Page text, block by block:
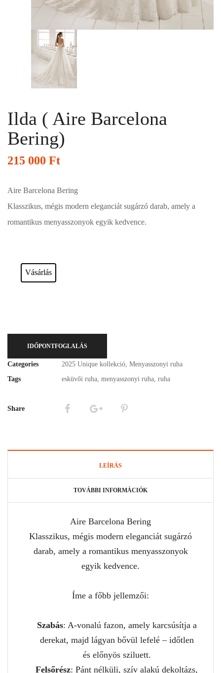
Ilda ( Aire Barcelona
Bering)
215 000 Ft
Aire Barcelona Bering
Klasszikus, mégis modern eleganciát sugárzó darab, amely a
romantikus menyasszonyok egyik kedvence.
Vásárlás
IDŐPONTFOGLALÁS
Categories 2025 Unique kollekció Menyasszonyi ruha
Tags
esküvői ruha menyasszonyi ruha ruha
Share
LEÍRÁS
TOVÁBBI INFORMÁCIÓK
Aire Barcelona Bering
Klasszikus, mégis modern eleganciát sugárzó
darab, amely a romantikus menyasszonyok
egyik kedvence.
Íme a főbb jellemzői:
Szabás: A-vonalú fazon, amely karcsúsítja a
derekat, majd lágyan bővül lefelé – időtlen
és előnyös sziluett.
Felsőrész: Pánt nélküli, szív alakú dekoltázs,